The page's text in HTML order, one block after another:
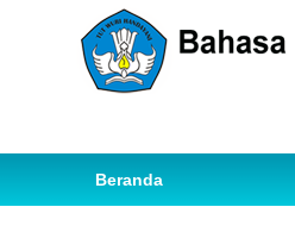
Beranda